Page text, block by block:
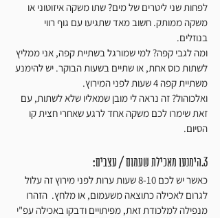
לפחות שני ליטרים של מים? שתו משקה איזוטוני או
משקה ממותק. חשוב מאד שתגיעו עם גוף רווי
בנוזלים.
ומה לגבי קפה? למי שמורגל בשתיית קפה, אני ממליץ
לשתות כוס אחת, או שתיים בשעות הבוקר. יש להימנע
משתיית קפה 4 שעות לפני המירוץ.
ואלכוהול? זה נראה לי מובן שמאליו שלא לשתות, עם
זאת שימרו לכם משקה אחד לרגע שאחרי חצית קו
הסיום.
3.הימנעו מאכילת שעמום / עצבים:
כאשר יש לכם 8-10 שעות ערות לפני מירוץ זה עלול
לגרום לאכילה כתוצאה משעמום, או מלחץ.  הזהרו
מנפילה למלכודת זאת, מפיתויים ודבקו באכילה עפ"י